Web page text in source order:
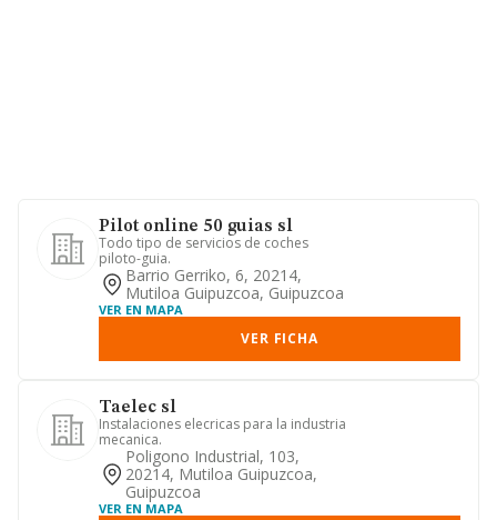
Pilot online 50 guias sl
Todo tipo de servicios de coches
piloto-guia.
Barrio Gerriko, 6, 20214,
Mutiloa Guipuzcoa, Guipuzcoa
VER EN MAPA
VER FICHA
Taelec sl
Instalaciones elecricas para la industria
mecanica.
Poligono Industrial, 103,
20214, Mutiloa Guipuzcoa,
Guipuzcoa
VER EN MAPA